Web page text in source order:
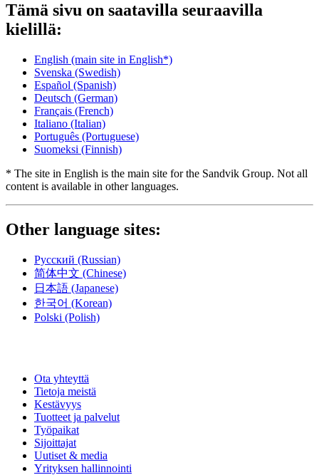
Tämä sivu on saatavilla seuraavilla
kielillä:
English (main site in English*)
Svenska (Swedish)
Español (Spanish)
Deutsch (German)
Français (French)
Italiano (Italian)
Português (Portuguese)
Suomeksi (Finnish)
* The site in English is the main site for the Sandvik Group. Not all
content is available in other languages.
Other language sites:
Русский (Russian)
简体中文 (Chinese)
日本語 (Japanese)
한국어 (Korean)
Polski (Polish)
Ota yhteyttä
Tietoja meistä
Kestävyys
Tuotteet ja palvelut
Työpaikat
Sijoittajat
Uutiset & media
Yrityksen hallinnointi